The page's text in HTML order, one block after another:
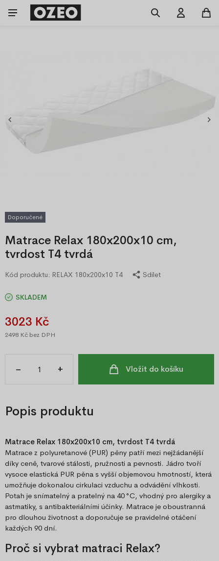
Doporučené
Matrace Relax 180x200x10 cm,
tvrdost T4 tvrdá
Kód produktu: RELAX 180x200x10 T4 Sdílet
SKLADEM
3023 Kč
2498 Kč bez DPH
– + Vložit do košíku
Popis produktu
Matrace Relax 180x200x10 cm, tvrdost T4 tvrdá
Matrace z polyuretanové (PUR) pěny patří mezi nejžádanější
díky ceně, tvarové stálosti, pružnosti a pevnosti. Jádro tvoří
vysoce elastická PUR pěna s vyšší objemovou hmotností, která
umožňuje dokonalou cirkulaci vzduchu a odvádění vlhkosti.
Potah je snímatelný a pratelný na 40 °C, vhodný pro alergiky a
astmatiky, s antibakteriálními účinky. Matrace je oboustranná
pro dlouhou životnost a doporučuje se pravidelné otáčení
každých 90 dní.
Proč si vybrat matraci Relax?